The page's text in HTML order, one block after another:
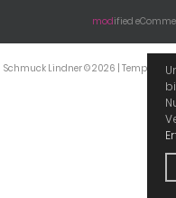
Schmuck Lindner © 2026 | Template
modified